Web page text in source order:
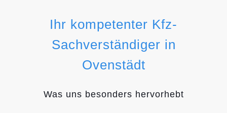
Ihr kompetenter Kfz-
Sachverständiger in
Ovenstädt
Was uns besonders hervorhebt